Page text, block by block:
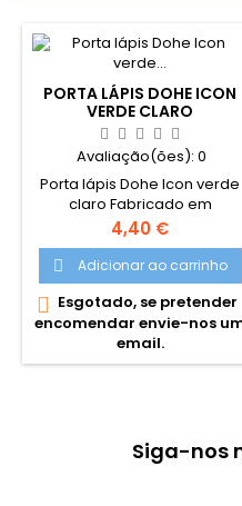
PORTA LÁPIS DOHE ICON
VERDE CLARO
Avaliação(ões): 0
Porta lápis Dohe Icon verde
claro Fabricado em
polyester. Dimensões: 21 x 5 x
4cm
Preço
4,40 €
 Adicionar ao carrinho
 Esgotado, se pretender
encomendar envie-nos
email.
Siga-nos